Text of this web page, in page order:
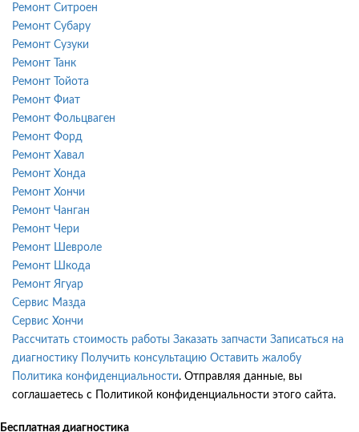
Ремонт Ситроен
Ремонт Субару
Ремонт Сузуки
Ремонт Танк
Ремонт Тойота
Ремонт Фиат
Ремонт Фольцваген
Ремонт Форд
Ремонт Хавал
Ремонт Хонда
Ремонт Хончи
Ремонт Чанган
Ремонт Чери
Ремонт Шевроле
Ремонт Шкода
Ремонт Ягуар
Сервис Мазда
Сервис Хончи
Рассчитать стоимость работы Заказать запчасти Записаться на
диагностику
Получить консультацию Оставить жалобу
Политика конфиденциальности. Отправляя данные, вы
соглашаетесь с Политикой конфиденциальности этого сайта.
Бесплатная диагностика